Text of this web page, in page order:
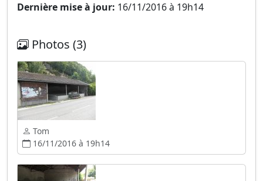
Dernière mise à jour: 16/11/2016 à 19h14
Photos (3)
Tom
16/11/2016 à 19h14